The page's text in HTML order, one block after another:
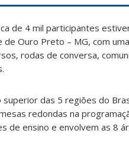
de 4 mil participantes
de Ouro Preto – MG, com
rodas de conversa,
das 5 regiões do
redondas na
de ensino e envolvem as 8